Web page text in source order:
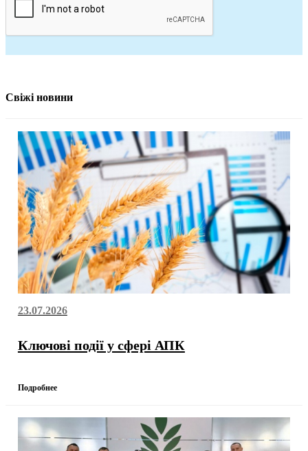
Свіжі новини
23.07.2026
Ключові події у сфері АПК
Подробнее